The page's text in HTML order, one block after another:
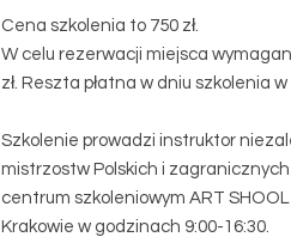
Cena szkolenia to 750 zł.
W celu rezerwacji miejsca
zł. Reszta płatna w dniu szkolenia
Szkolenie prowadzi instruktor
mistrzostw Polskich i
centrum szkoleniowym ART
Krakowie w godzinach 9:00-16:30.